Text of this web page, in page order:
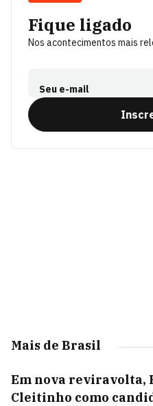
Fique ligado
Nos acontecimentos mais
Seu e-mail
Mais de Brasil
Em nova reviravolta,
Cleitinho como